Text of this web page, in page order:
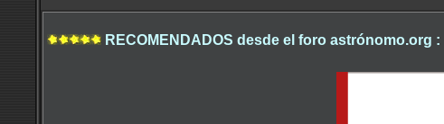
RECOMENDADOS desde el foro astrónomo.org :